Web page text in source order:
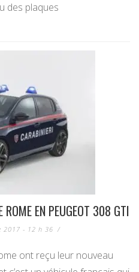
des plaques
ROME EN PEUGEOT 308 GTI
2017 - 12 h 36 /
ont reçu leur nouveau